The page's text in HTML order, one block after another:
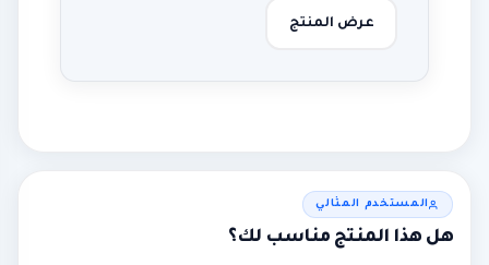
عرض المنتج
المستخدم المثالي
هل هذا المنتج مناسب لك؟